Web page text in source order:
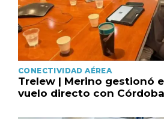
CONECTIVIDAD AÉREA
Trelew | Merino gestionó
vuelo directo con Córdoba